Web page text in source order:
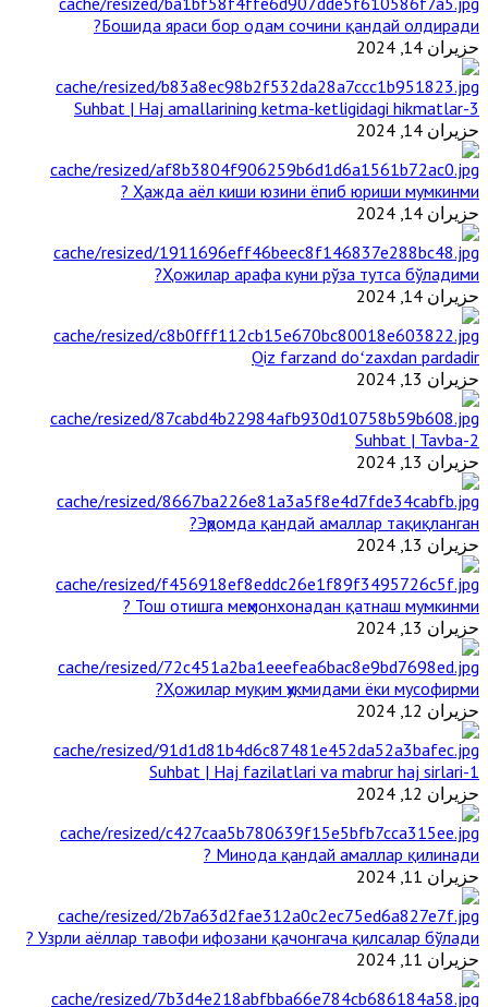
Бошида яраси бор одам сочини қандай олдиради?
حزيران 14, 2024
3-Suhbat | Haj amallarining ketma-ketligidagi hikmatlar
حزيران 14, 2024
Ҳажда аёл киши юзини ёпиб юриши мумкинми ?
حزيران 14, 2024
Ҳожилар арафа куни рўза тутса бўладими?
حزيران 14, 2024
Qiz farzand doʻzaxdan pardadir
حزيران 13, 2024
2-Suhbat | Tavba
حزيران 13, 2024
Эҳромда қандай амаллар тақиқланган?
حزيران 13, 2024
Тош отишга меҳмонхонадан қатнаш мумкинми ?
حزيران 13, 2024
Ҳожилар муқим ҳукмидами ёки мусофирми?
حزيران 12, 2024
1-Suhbat | Haj fazilatlari va mabrur haj sirlari
حزيران 12, 2024
Минода қандай амаллар қилинади ?
حزيران 11, 2024
Узрли аёллар тавофи ифозани қачонгача қилсалар бўлади ?
حزيران 11, 2024